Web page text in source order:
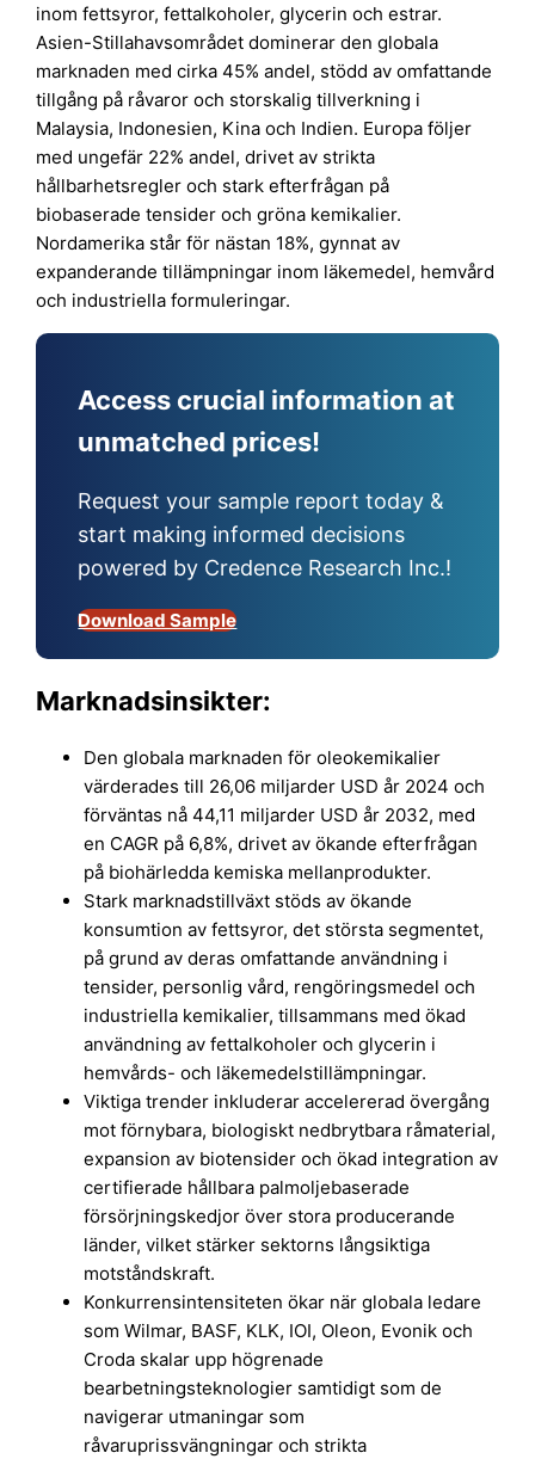
inom fettsyror, fettalkoholer, glycerin och estrar.
Asien-Stillahavsområdet dominerar den globala
marknaden med cirka 45% andel, stödd av omfattande
tillgång på råvaror och storskalig tillverkning i
Malaysia, Indonesien, Kina och Indien. Europa följer
med ungefär 22% andel, drivet av strikta
hållbarhetsregler och stark efterfrågan på
biobaserade tensider och gröna kemikalier.
Nordamerika står för nästan 18%, gynnat av
expanderande tillämpningar inom läkemedel, hemvård
och industriella formuleringar.
Access crucial information at
unmatched prices!
Request your sample report today &
start making informed decisions
powered by Credence Research Inc.!
Download Sample
Marknadsinsikter:
Den globala marknaden för oleokemikalier
värderades till 26,06 miljarder USD år 2024 och
förväntas nå 44,11 miljarder USD år 2032, med
en CAGR på 6,8%, drivet av ökande efterfrågan
på biohärledda kemiska mellanprodukter.
Stark marknadstillväxt stöds av ökande
konsumtion av fettsyror, det största segmentet,
på grund av deras omfattande användning i
tensider, personlig vård, rengöringsmedel och
industriella kemikalier, tillsammans med ökad
användning av fettalkoholer och glycerin i
hemvårds- och läkemedelstillämpningar.
Viktiga trender inkluderar accelererad övergång
mot förnybara, biologiskt nedbrytbara råmaterial,
expansion av biotensider och ökad integration av
certifierade hållbara palmoljebaserade
försörjningskedjor över stora producerande
länder, vilket stärker sektorns långsiktiga
motståndskraft.
Konkurrensintensiteten ökar när globala ledare
som Wilmar, BASF, KLK, IOI, Oleon, Evonik och
Croda skalar upp högrenade
bearbetningsteknologier samtidigt som de
navigerar utmaningar som
råvaruprissvängningar och strikta